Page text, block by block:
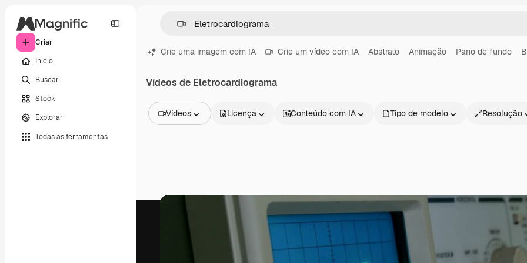
Criar
Início
Buscar
Stock
Explorar
Todas as ferramentas
Crie uma imagem com IA Crie um vídeo com IA Abstrato Animação Pano de fundo
Vídeos de Eletrocardiograma
Vídeos
Vídeos
Clipes de vídeo
Modelos de vídeos
Modelos 3D
Licença Conteúdo com IA Tipo de modelo Resolução
Produtos Começar